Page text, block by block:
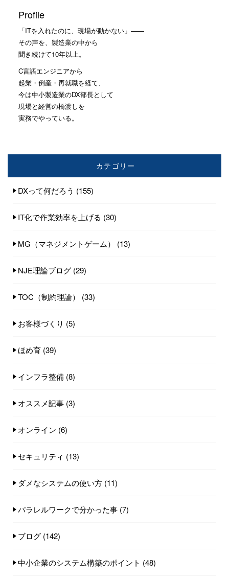
Profile
「ITを入れたのに、現場が動かない」——
その声を、製造業の中から
聞き続けて10年以上。
C言語エンジニアから
起業・倒産・再就職を経て、
今は中小製造業のDX部長として
現場と経営の橋渡しを
実務でやっている。
カテゴリー
DXって何だろう (155)
IT化で作業効率を上げる (30)
MG（マネジメントゲーム） (13)
NJE理論ブログ (29)
TOC（制約理論） (33)
お客様づくり (5)
ほめ育 (39)
インフラ整備 (8)
オススメ記事 (3)
オンライン (6)
セキュリティ (13)
ダメなシステムの使い方 (11)
パラレルワークで分かった事 (7)
ブログ (142)
中小企業のシステム構築のポイント (48)